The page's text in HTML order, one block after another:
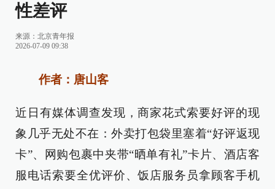
性差评
来源： 北京青年报
2026-07-09 09:38
作者：唐山客
近日有媒体调查发现，商家花式索要好评的现
象几乎无处不在：外卖打包袋里塞着“好评返现
卡”、网购包裹中夹带“晒单有礼”卡片、酒店客
服电话索要全优评价、饭店服务员拿顾客手机